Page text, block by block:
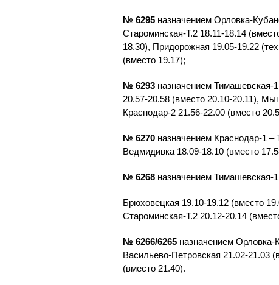
№ 6295 назначением Орловка-
Староминская-Т.2 18.11-18.14
18.30), Придорожная 19.05-19.22
(вместо 19.17);
№ 6293 назначением Тимашевская-
20.57-20.58 (вместо 20.10-20.11),
Краснодар-2 21.56-22.00 (вместо
№ 6270 назначением Краснодар-1
Ведмидивка 18.09-18.10 (вместо
№ 6268 назначением Тимашевская-
Брюховецкая 19.10-19.12 (вместо
Староминская-Т.2 20.12-20.14
№ 6266/6265 назначением Орловка-
Васильево-Петровская 21.02-21.03
(вместо 21.40).